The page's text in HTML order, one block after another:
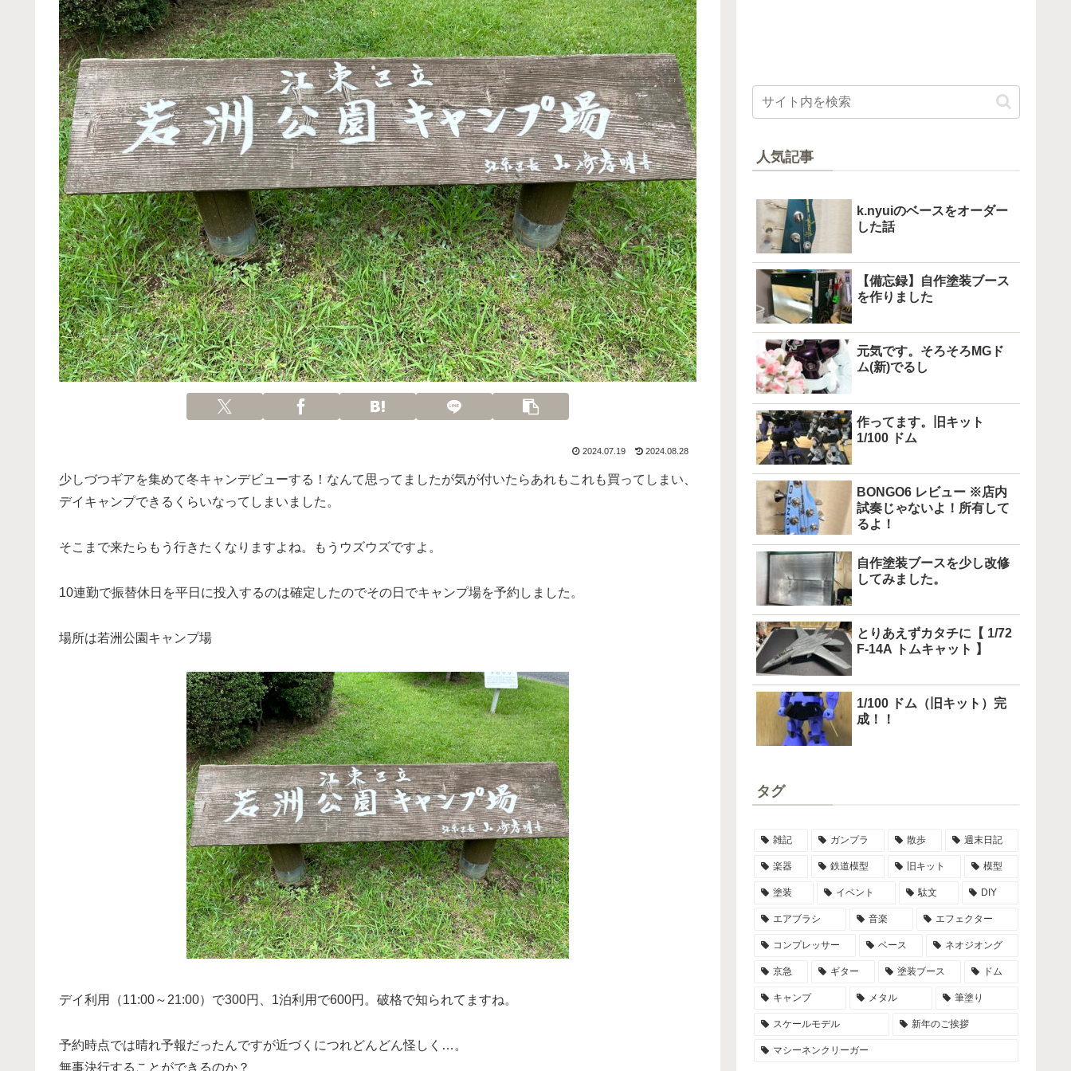
2024.07.19 2024.08.28
少しづつギアを集めて冬キャンデビューする！なんて思ってましたが気が付いたらあれもこれも買ってしまい、
デイキャンプできるくらいなってしまいました。
そこまで来たらもう行きたくなりますよね。もうウズウズですよ。
10連勤で振替休日を平日に投入するのは確定したのでその日でキャンプ場を予約しました。
場所は若洲公園キャンプ場
デイ利用（11:00～21:00）で300円、1泊利用で600円。破格で知られてますね。
予約時点では晴れ予報だったんですが近づくにつれどんどん怪しく…。
無事決行することができるのか？
人気記事
k.nyuiのベースをオーダー
した話
【備忘録】自作塗装ブース
を作りました
元気です。そろそろMGド
ム(新)でるし
作ってます。旧キット
1/100 ドム
BONGO6 レビュー ※店内
試奏じゃないよ！所有して
るよ！
自作塗装ブースを少し改修
してみました。
とりあえずカタチに【 1/72
F-14A トムキャット 】
1/100 ドム（旧キット）完
成！！
タグ
雑記 ガンプラ 散歩 週末日記
楽器 鉄道模型 旧キット 模型
塗装 イベント 駄文 DIY
エアブラシ 音楽 エフェクター
コンプレッサー ベース ネオジオング
京急 ギター 塗装ブース ドム
キャンプ メタル 筆塗り
スケールモデル 新年のご挨拶
マシーネンクリーガー